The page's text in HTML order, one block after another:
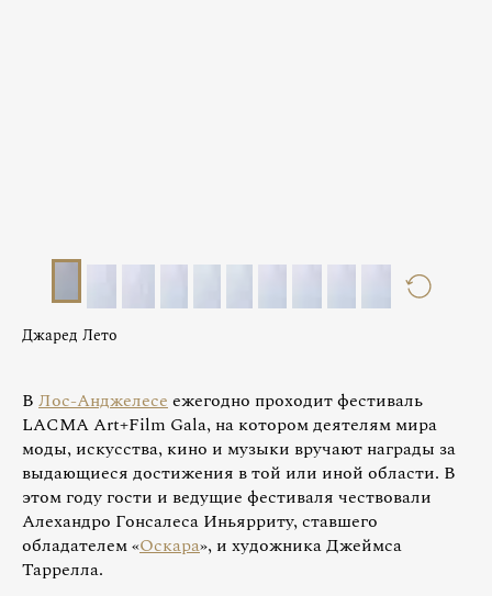
Джаред Лето
В Лос-Анджелесеежегодно проходит фестиваль
LACMA Art+Film Gala, на котором деятелям мира
моды, искусства, кино и музыки вручают награды за
выдающиеся достижения в той или иной области. В
этом году гости и ведущие фестиваля чествовали
Алехандро Гонсалеса Иньярриту, ставшего
обладателем «Оскара», и художника Джеймса
Таррелла.